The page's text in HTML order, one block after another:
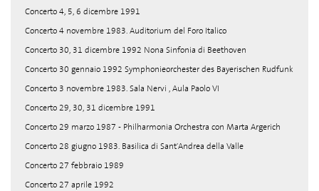
Concerto 4, 5, 6 dicembre 1991
Concerto 4 novembre 1983. Auditorium del Foro Italico
Concerto 30, 31 dicembre 1992 Nona Sinfonia di Beethoven
Concerto 30 gennaio 1992 Symphonieorchester des Bayerischen Rudfunk
Concerto 3 novembre 1983. Sala Nervi , Aula Paolo VI
Concerto 29, 30, 31 dicembre 1991
Concerto 29 marzo 1987 - Philharmonia Orchestra con Marta Argerich
Concerto 28 giugno 1983. Basilica di Sant'Andrea della Valle
Concerto 27 febbraio 1989
Concerto 27 aprile 1992